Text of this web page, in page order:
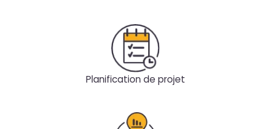
Planification de projet